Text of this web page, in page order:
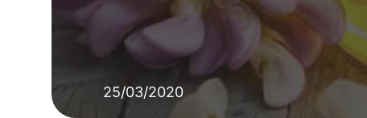
25/03/2020